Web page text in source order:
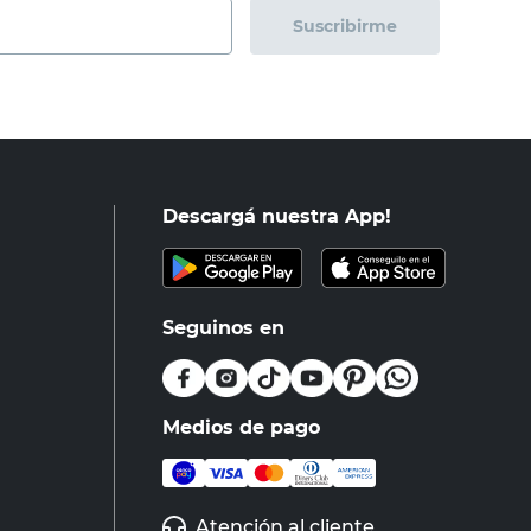
Suscribirme
Descargá nuestra App!
Seguinos en
Medios de pago